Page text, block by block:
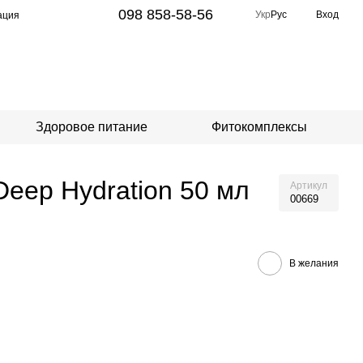
098 858-58-56 Укр Рус Вход
Здоровое питание Фитокомплексы
Hydration 50 мл Артикул
00669
В желания